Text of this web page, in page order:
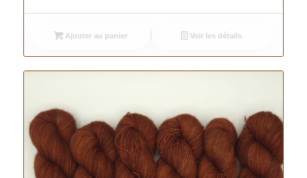
Ajouter au panier Voir les détails